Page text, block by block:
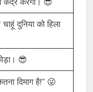
में मैं बस मुसीबत
बहुत कुछ छुपा है। 😈
कद्र करेगी। 😎